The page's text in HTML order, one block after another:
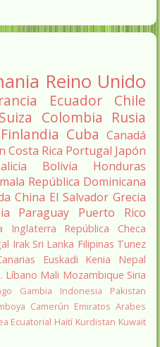
Reino Unido
Ecuador
Chile
Suiza Colombia Rusia
Finlandia Cuba Canadá
Costa Rica Portugal Japón
Bolivia
Honduras
República Dominicana
China El Salvador Grecia
Paraguay
Puerto Rico
Inglaterra
República Checa
Irak Sri Lanka Filipinas Tunez
Euskadi Kenia
Nepal
Líbano Mali Mozambique Siria
Gambia Indonesia
Pakistan
Camerún Emiratos Arabes
Ecuatorial Haití Kurdistan Kuwait